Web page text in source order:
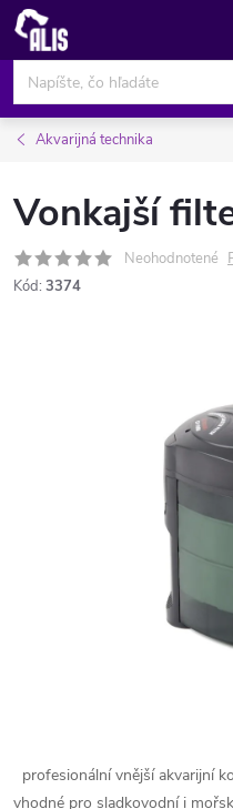
Prejsť
obsah
Akvarijná technika
Vonkajší
Neohodnotené
Kód: 3374
profesionální vnější akvarijní
vhodné pro sladkovodní i